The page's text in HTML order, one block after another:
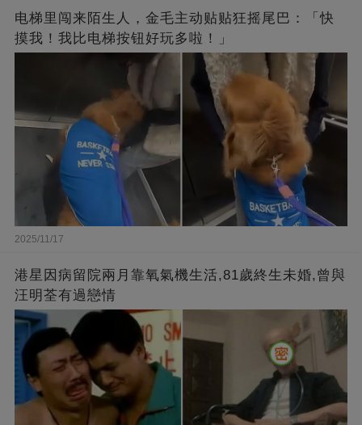
电梯里闯来陌生人，金毛主动贴贴狂摇尾巴：「快
摸我！我比电梯按钮好玩多啦！」
2025/11/17
港星因病留院兩月靠氧氣機生活,81歲終生未婚,曾與
汪明荃有過戀情